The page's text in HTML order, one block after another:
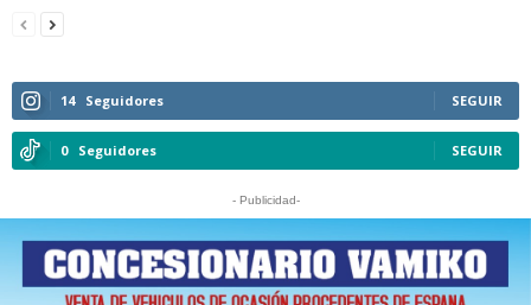
14 Seguidores SEGUIR
0 Seguidores SEGUIR
- Publicidad-